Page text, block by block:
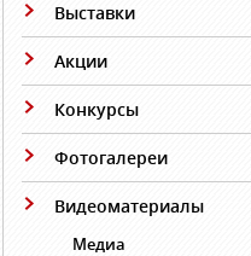
Выставки
Акции
Конкурсы
Фотогалереи
Видеоматериалы
Медиа